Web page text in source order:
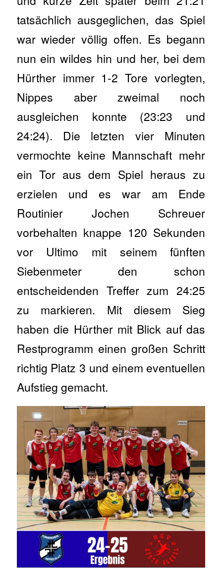
tatsächlich ausgeglichen, das Spiel
war wieder völlig offen. Es begann
nun ein wildes hin und her, bei dem
Hürther immer 1-2 Tore vorlegten,
Nippes aber zweimal noch
ausgleichen konnte (23:23 und
24:24). Die letzten vier Minuten
vermochte keine Mannschaft mehr
ein Tor aus dem Spiel heraus zu
erzielen und es war am Ende
Routinier Jochen Schreuer
vorbehalten knappe 120 Sekunden
vor Ultimo mit seinem fünften
Siebenmeter den schon
entscheidenden Treffer zum 24:25
zu markieren. Mit diesem Sieg
haben die Hürther mit Blick auf das
Restprogramm einen großen Schritt
richtig Platz 3 und einem eventuellen
Aufstieg gemacht.